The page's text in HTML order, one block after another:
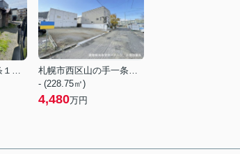
札幌市西区発寒六条１４丁目
札幌市西区山の手一条９丁目
- (228.75㎡)
4,480万円